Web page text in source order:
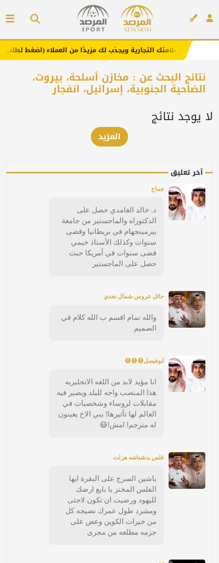
هنا .. يعزز علامتك التجارية ويجذب لك مزيدًا من العملاء (اضغط لطلب
نتائج البحث عن : مخازن أسلحة، بيروت،
الضاحية الجنوبية، إسرائيل، انفجار
لا يوجد نتائج
المزيد
آخر تعليق
جماح
د. خالد الغامدي حصل على
الدكتوراه والماجستير من جامعة
بيرمينجهام في بريطانيا وقضى
سنوات وكذلك الأستاذ خيمي
قضى سنوات في أمريكا حيث
حصل على الماجستير
حائل عروس شمال نجدي
والله تمام اقسم ب الله كلام في
الصميم
ابوفيصل😷😷😷
انا مؤيد لابد من اللغه الانجليزيه
هذا المنصب واجه للبلد ويصير فيه
مقابلات لروساء وشخصيات في
العالم لها تأثيرها! يبي الاخ يعينون
له مترجم! امش!😷
فلس بدشداشه هزلت
ياشين السرج على البقرة ايها
الفلس المخنز يا بايع ارضك
لليهود ورضيت ان تكون لاجئى
ومشرد طول عمرك نصيحه كل
من خيرات الكوين وعض على
جزمه مطلعه من مجرى